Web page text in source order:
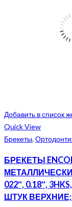
Добавить в список
Quick View
Брекеты,
БРЕКЕТЫ
022″, 0.18″,
ШТУК